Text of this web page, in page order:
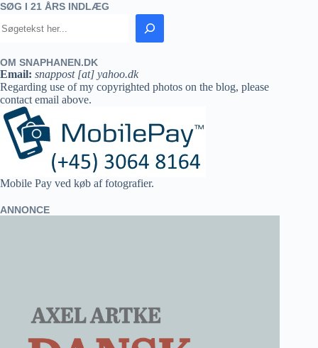
SØG I 21 ÅRS INDLÆG
OM SNAPHANEN.DK
Email: snappost [at] yahoo.dk
Regarding use of my copyrighted photos on the blog, please
contact email above.
Mobile Pay ved køb af fotografier.
ANNONCE